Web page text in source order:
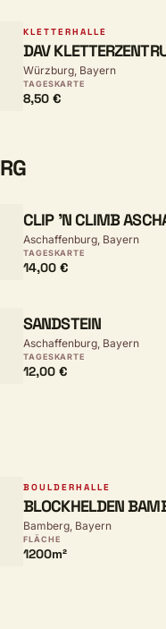
KLETTERHALLE
DAV
Würzburg, Bayern
TAGESKARTE
8,50 €
CLIP 'N CLIMB
Aschaffenburg, Bayern
TAGESKARTE
14,00 €
SANDSTEIN
Aschaffenburg, Bayern
TAGESKARTE
12,00 €
BOULDERHALLE
BLOCKHELDEN
Bamberg, Bayern
FLÄCHE
1200m²